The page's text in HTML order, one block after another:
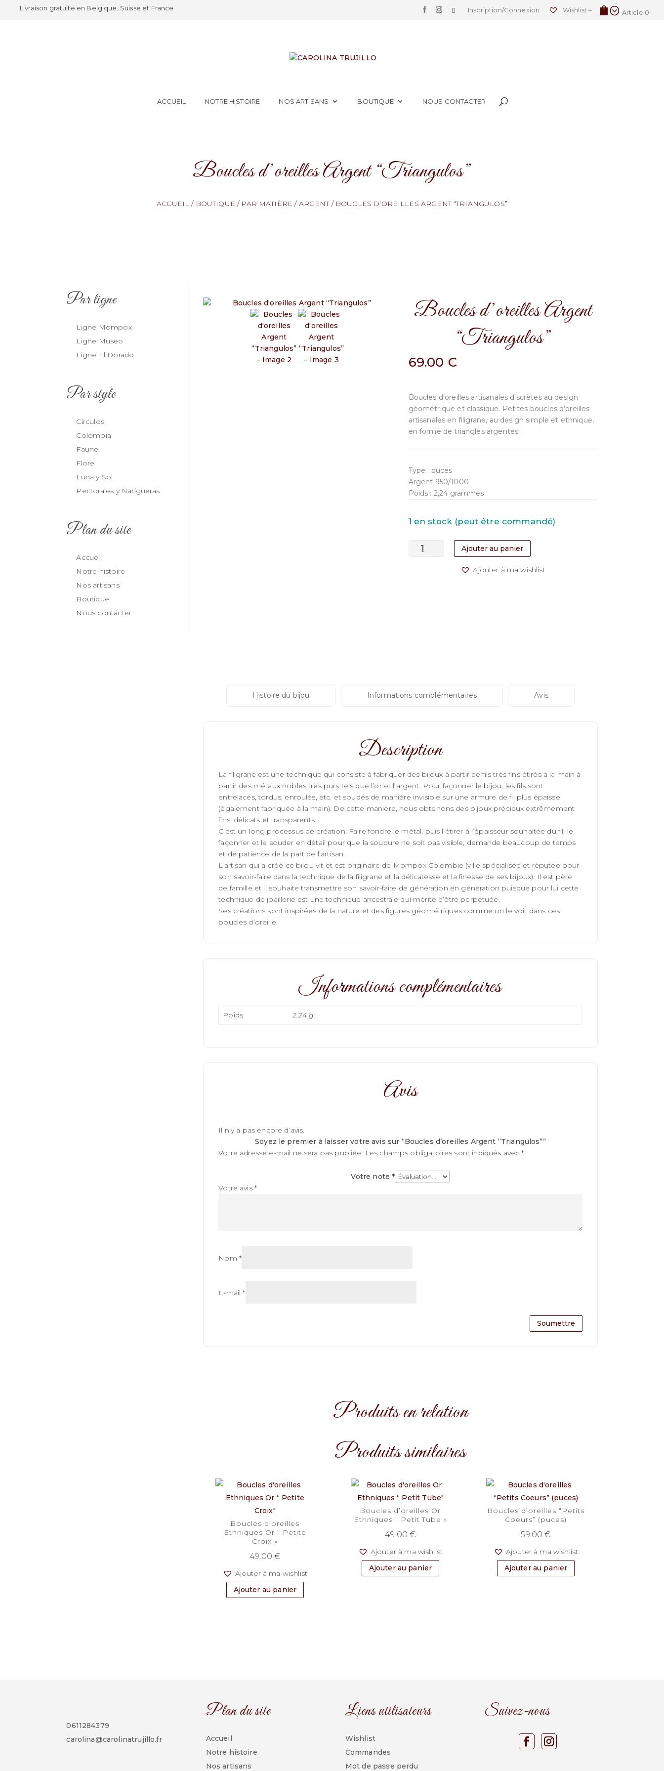
Livraison gratuite en Belgique, Suisse et France Inscription/Connexion Wishlist – Article 0
ACCUEIL NOTRE HISTOIRE NOS ARTISANS BOUTIQUE NOUS CONTACTER
Boucles d’oreilles Argent “Triangulos”
ACCUEIL / BOUTIQUE / PAR MATIÈRE / ARGENT/ BOUCLES D’OREILLES ARGENT “TRIANGULOS”
Par ligne
Ligne Mompox
Ligne Museo
Ligne El Dorado
Par style
Circulos
Colombia
Faune
Flore
Luna y Sol
Pectorales y Narigueras
Plan du site
Accueil
Notre histoire
Nos artisans
Boutique
Nous contacter
Boucles d’oreilles Argent
“Triangulos”
69.00€
Boucles d’oreilles artisanales discrètes au design
géométrique et classique. Petites boucles d’oreilles
artisanales en filigrane, au design simple et ethnique,
en forme de triangles argentés.
Type : puces
Argent 950/1000
Poids : 2,24 grammes
1 en stock (peut être commandé)
quantité
Ajouter au panier
Ajouter à ma wishlist
Histoire du bijou Informations complémentaires Avis
Description
La filigrane est une technique qui consiste à fabriquer des bijoux à partir de fils très fins étirés à la main à
partir des métaux nobles très purs tels que l’or et l’argent. Pour façonner le bijou, les fils sont
entrelacés, tordus, enroulés, etc. et soudés de manière invisible sur une armure de fil plus épaisse
(également fabriquée à la main). De cette manière, nous obtenons des bijoux précieux extrêmement
fins, délicats et transparents.
C’est un long processus de création. Faire fondre le métal, puis l’étirer à l’épaisseur souhaitée du fil, le
façonner et le souder en détail pour que la soudure ne soit pas visible, demande beaucoup de temps
et de patience de la part de l’artisan.
L’artisan qui a créé ce bijou vit et est originaire de Mompox Colombie (ville spécialisée et réputée pour
son savoir-faire dans la technique de la filigrane et la délicatesse et la finesse de ses bijoux). Il est père
de famille et il souhaite transmettre son savoir-faire de génération en génération puisque pour lui cette
technique de joaillerie est une technique ancestrale qui mérite d’être perpétuée.
Ses créations sont inspirées de la nature et des figures géométriques comme on le voit dans ces
boucles d’oreille.
Informations complémentaires
Poids 2.24 g
Avis
Il n’y a pas encore d’avis.
Soyez le premier à laisser votre avis sur “Boucles d’oreilles Argent “Triangulos””
Votre adresse e-mail ne sera pas publiée. Les champs obligatoires sont indiqués avec*
Votre note*
Votre avis *
Nom *
E-mail*
Produits en relation
Produits similaires
Boucles d’oreilles
Ethniques Or “ Petite
Croix »
49.00€
Ajouter à ma wishlist
Ajouter au panier
Boucles d’oreilles Or
Ethniques “ Petit Tube »
49.00€
Ajouter à ma wishlist
Ajouter au panier
Boucles d’oreilles “Petits
Coeurs” (puces)
59.00€
Ajouter à ma wishlist
Ajouter au panier
0611284379
carolina@carolinatrujillo.fr
Plan du site
Accueil
Notre histoire
Nos artisans
Liens utilisateurs
Wishlist
Commandes
Mot de passe perdu
Suivez-nous